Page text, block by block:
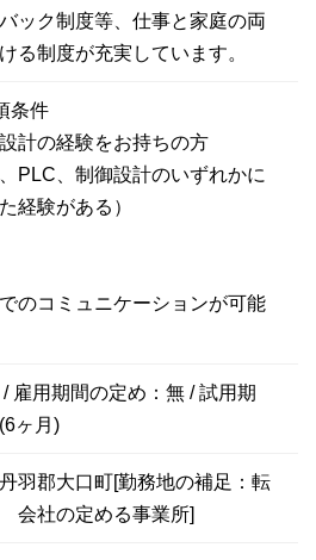
ック制度等、仕事と家庭の両
る制度が充実しています。
条件
設計の経験をお持ちの方
、PLC、制御設計のいずれかに
経験がある）
でのコミュニケーションが可能
雇用期間の定め：無 / 試用期
ヶ月)
羽郡大口町[勤務地の補足：転
会社の定める事業所]